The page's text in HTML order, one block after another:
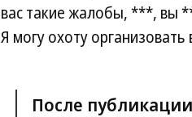
вас такие жалобы, ***, вы
Я могу охоту
После